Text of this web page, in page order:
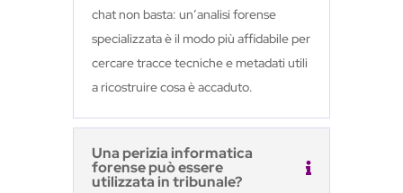
chat non basta: un’analisi forense
specializzata è il modo più affidabile per
cercare tracce tecniche e metadati utili
a ricostruire cosa è accaduto.
Una perizia informatica
forense può essere
utilizzata in tribunale?